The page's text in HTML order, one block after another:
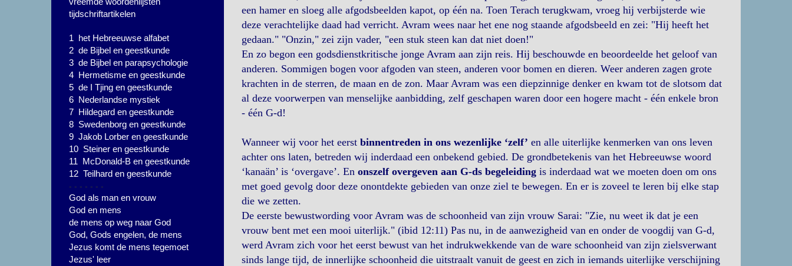
tijdschriftartikelen
1 het Hebreeuwse alfabet
2 de Bijbel en geestkunde
3 de Bijbel en parapsychologie
4 Hermetisme en geestkunde
5 de I Tjing en geestkunde
6 Nederlandse mystiek
7 Hildegard en geestkunde
8 Swedenborg en geestkunde
9 Jakob Lorber en geestkunde
10 Steiner en geestkunde
11 McDonald-B en geestkunde
12 Teilhard en geestkunde
- - - - - - -
God als man en vrouw
God en mens
de mens op weg naar God
God, Gods engelen, de mens
Jezus komt de mens tegemoet
Jezus' leer
een hamer en sloeg alle afgodsbeelden kapot, op één na. Toen Terach terugkwam, vroeg hij verbijsterde wie
deze verachtelijke daad had verricht. Avram wees naar het ene nog staande afgodsbeeld en zei: "Hij heeft het
gedaan." "Onzin," zei zijn vader, "een stuk steen kan dat niet doen!"
En zo begon een godsdienstkritische jonge Avram aan zijn reis. Hij beschouwde en beoordeelde het geloof van
anderen. Sommigen bogen voor afgoden van steen, anderen voor bomen en dieren. Weer anderen zagen grote
krachten in de sterren, de maan en de zon. Maar Avram was een diepzinnige denker en kwam tot de slotsom dat
al deze voorwerpen van menselijke aanbidding, zelf geschapen waren door een hogere macht - één enkele bron
- één G-d!
Wanneer wij voor het eerst binnentreden in ons wezenlijke ‘zelf’ en alle uiterlijke kenmerken van ons leven
achter ons laten, betreden wij inderdaad een onbekend gebied. De grondbetekenis van het Hebreeuwse woord
‘kanaän’ is ‘overgave’. En onszelf overgeven aan G-ds begeleidingis inderdaad wat we moeten doen om ons
met goed gevolg door deze onontdekte gebieden van onze ziel te bewegen. En er is zoveel te leren bij elke stap
die we zetten.
De eerste bewustwording voor Avram was de schoonheid van zijn vrouw Sarai: "Zie, nu weet ik dat je een
vrouw bent met een mooi uiterlijk." (ibid 12:11) Pas nu, in de aanwezigheid van en onder de voogdij van G-d,
werd Avram zich voor het eerst bewust van het indrukwekkende van de ware schoonheid van zijn zielsverwant
sinds lange tijd, de innerlijke schoonheid die uitstraalt vanuit de geest en zich in iemands uiterlijke verschijning